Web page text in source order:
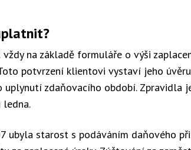
na základě formuláře o výši
potvrzení klientovi vystaví jeho
uplynutí zdaňovacího období. Zpravidla
ledna.
ubyla starost s podáváním daňového